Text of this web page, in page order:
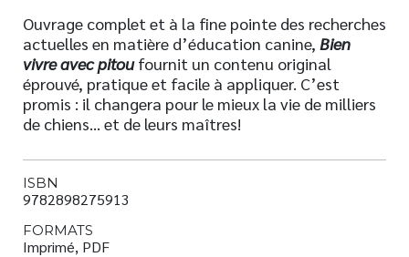
Ouvrage complet et à la fine pointe des recherches
actuelles en matière d’éducation canine, Bien
vivre avec pitoufournit un contenu original
éprouvé, pratique et facile à appliquer. C’est
promis : il changera pour le mieux la vie de milliers
de chiens… et de leurs maîtres!
ISBN
9782898275913
FORMATS
Imprimé, PDF